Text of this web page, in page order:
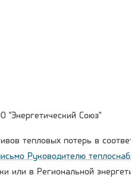
"Энергетический Союз"
тепловых потерь в
Руководителю
или в Региональной